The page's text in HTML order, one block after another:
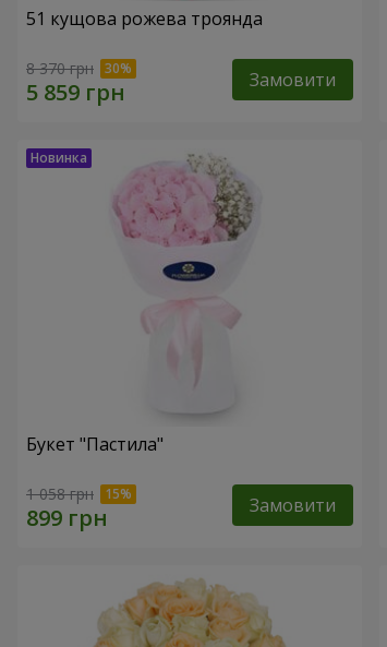
51 кущова рожева троянда
8 370 грн Замовити
Букет "Пастила"
1 058 грн Замовити